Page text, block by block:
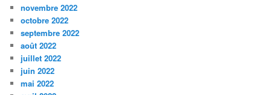
novembre 2022
octobre 2022
septembre 2022
août 2022
juillet 2022
juin 2022
mai 2022